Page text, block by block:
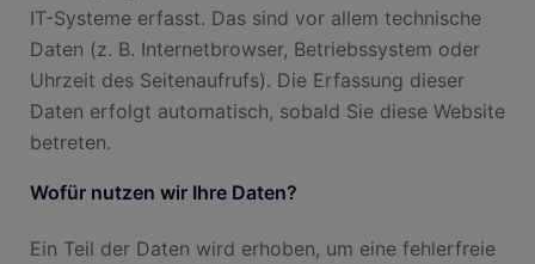
IT-Systeme erfasst. Das sind vor allem technische
Daten (z. B. Internetbrowser, Betriebssystem oder
Uhrzeit des Seitenaufrufs). Die Erfassung dieser
Daten erfolgt automatisch, sobald Sie diese Website
betreten.
Wofür nutzen wir Ihre Daten?
Ein Teil der Daten wird erhoben, um eine fehlerfreie